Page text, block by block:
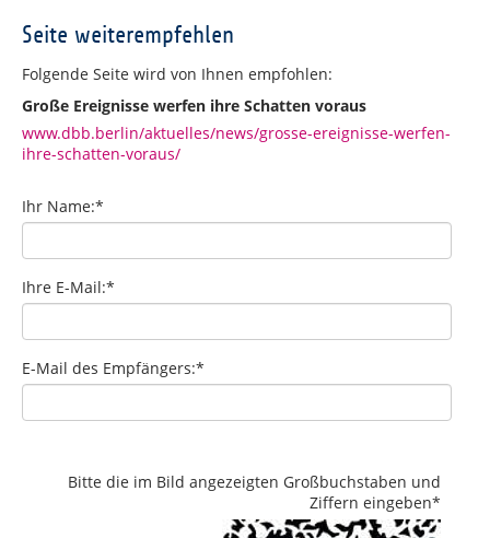
Seite weiterempfehlen
Folgende Seite wird von Ihnen empfohlen:
Große Ereignisse werfen ihre Schatten voraus
www.dbb.berlin/aktuelles/news/grosse-ereignisse-werfen-
ihre-schatten-voraus/
Ihr Name:*
Ihre E-Mail:*
E-Mail des Empfängers:*
Bitte die im Bild angezeigten Großbuchstaben und
Ziffern eingeben*